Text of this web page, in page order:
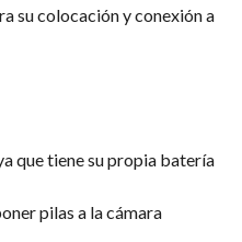
su colocación y conexión a
que tiene su propia batería
pilas a la cámara